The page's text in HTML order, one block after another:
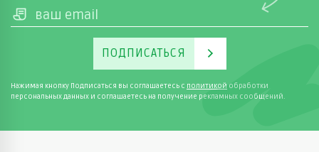
ПОДПИСАТЬСЯ
Нажимая кнопку Подписаться вы соглашаетесь с политикой обработки
персональных данных и соглашаетесь на получение рекламных сообщений.